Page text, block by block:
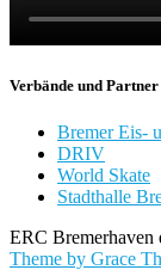
Verbände und Partner
Bremer Eis-
DRIV
World Skate
Stadthalle
ERC Bremerhaven
Theme by Grace